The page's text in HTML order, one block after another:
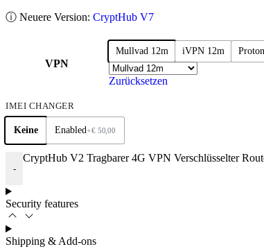
ⓘ Neuere Version: CryptHub V7
VPN
Mullvad 12m iVPN 12m
Zurücksetzen
IMEI CHANGER
Keine Enabled+€50,00
-
CryptHub V2 Tragbarer 4G VPN Verschlüsselter
Security features
Shipping & Add-ons